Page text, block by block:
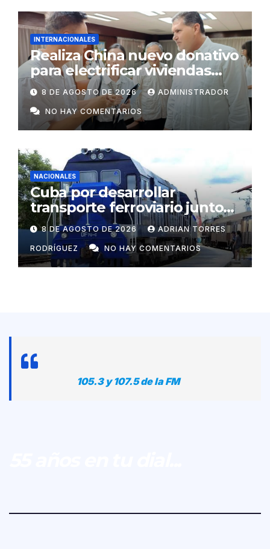
INTERNACIONALES
Realiza China nuevo donativo
para electrificar viviendas
rurales aisladas y garantizar
respaldo energético a
centros vitales
8 DE AGOSTO DE 2026 ADMINISTRADOR
NO HAY COMENTARIOS
NACIONALES
Cuba por desarrollar
transporte ferroviario junto
con Rusia
8 DE AGOSTO DE 2026 ADRIAN TORRES
RODRÍGUEZ NO HAY COMENTARIOS
105.3 y 107.5 de la FM